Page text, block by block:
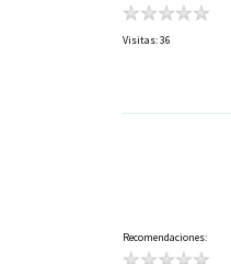
Visitas: 36
Recomendaciones: